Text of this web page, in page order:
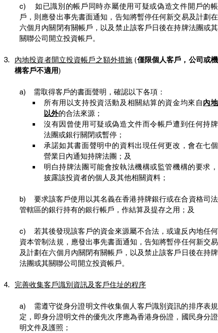
c)    如已識別的帳戶同時亦屬使用可疑或偽造文件開戶的帳
戶，則應發出事先書面通知，告知將暫停任何新交易及計劃在
六個月內關閉有關帳戶，以及禁止該客戶日後在持牌法團或其
關聯公司開立投資帳戶。
內地投資者開立投資帳戶之額外措施 (僅限個人客戶，公司或機
構客戶不適用)
a)    需取得客戶的書面聲明，確認以下各項：
所有用以支持投資活動及相關結算的資金均來自內地
以外的合法來源；
沒有因曾使用可疑或偽造文件而令帳戶遭到任何持牌
法團或銀行關閉或暫停；
承諾如其書面聲明中的資料出現任何更改，會在七個
營業日內通知持牌法團；及
明白持牌法團可能會按執法機構或監管機構的要求，
披露該投資者的個人及其他相關資料；
b)    要求該客戶使用以其名義在香港持牌銀行或在合資格司法
管轄區的銀行持有的銀行帳戶，作結算及提存之用；及
c)    若其後發現該客戶的資金來源屬不合法，或違反內地任何
資本管制法規，應發出事先書面通知，告知將暫停任何新交易
及計劃在六個月內關閉有關帳戶，以及禁止該客戶日後在持牌
法團或其關聯公司開立投資帳戶。
完善收集客戶識別資訊及客戶住址的程序
a)    需遵守從身分證明文件收集個人客戶識別資訊的排序表規
定，即身分證明文件的優先次序應為香港身份證，國民身分證
明文件及護照；